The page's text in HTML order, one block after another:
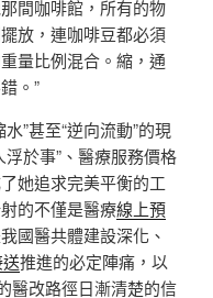
間咖啡館，所有的物
放，連咖啡豆都必須
量比例混合。縮，通
。”
水”甚至“逆向流動”的現
於事”、醫療服務價格
她追求完美平衡的工
的不僅是醫療線上預
國醫共體建設深化、
推進的必定陣痛，以
醫改路徑日漸清楚的信